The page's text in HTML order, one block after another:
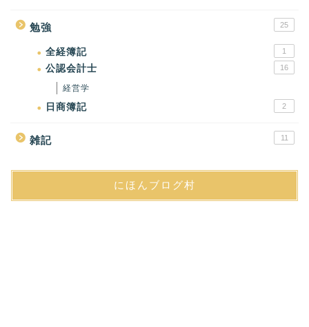
勉強 25
全経簿記 1
公認会計士 16
経営学
日商簿記 2
雑記 11
にほんブログ村